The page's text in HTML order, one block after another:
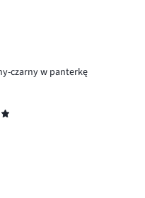
czarny w panterkę